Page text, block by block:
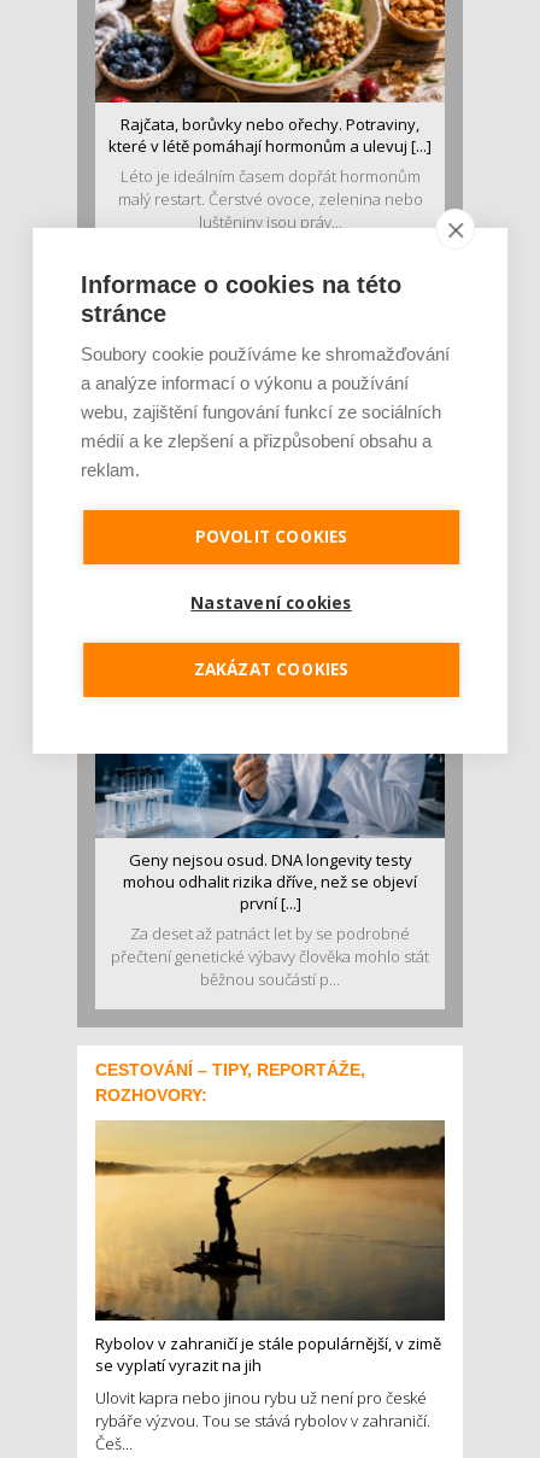
Rajčata, borůvky nebo ořechy. Potraviny,
které v létě pomáhají hormonům a ulevuj [...]
Léto je ideálním časem dopřát hormonům
malý restart. Čerstvé ovoce, zelenina nebo
luštěniny jsou práv...
stravě ho mám dostatek. Znáte nejčastějš [...]
Pojem protein již nějakou dobu rezonuje
v oblasti zdraví, výživy i dlouhověkosti. Přesto
Geny nejsou osud. DNA longevity testy
mohou odhalit rizika dříve, než se objeví
první [...]
Za deset až patnáct let by se podrobné
přečtení genetické výbavy člověka mohlo stát
běžnou součástí p...
CESTOVÁNÍ – TIPY, REPORTÁŽE,
ROZHOVORY:
Rybolov v zahraničí je stále populárnější, v zimě
se vyplatí vyrazit na jih
Ulovit kapra nebo jinou rybu už není pro české
rybáře výzvou. Tou se stává rybolov v zahraničí.
Češ...
Informace o cookies na této
stránce
Soubory cookie používáme ke shromažďování
a analýze informací o výkonu a používání
webu, zajištění fungování funkcí ze sociálních
médií a ke zlepšení a přizpůsobení obsahu a
reklam.
POVOLIT COOKIES
Nastavení cookies
ZAKÁZAT COOKIES